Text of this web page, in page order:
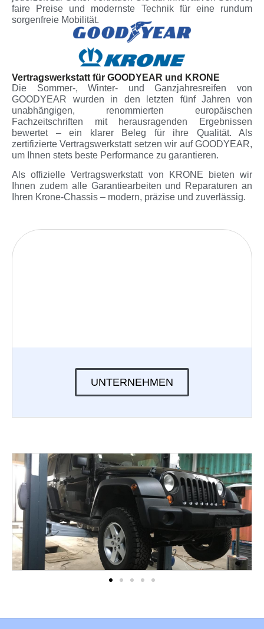
faire Preise und modernste Technik für eine rundum
sorgenfreie Mobilität.
Vertragswerkstatt für GOODYEAR und KRONE
Die Sommer-, Winter- und Ganzjahresreifen von
GOODYEAR wurden in den letzten fünf Jahren von
unabhängigen, renommierten europäischen
Fachzeitschriften mit herausragenden Ergebnissen
bewertet – ein klarer Beleg für ihre Qualität. Als
zertifizierte Vertragswerkstatt setzen wir auf GOODYEAR,
um Ihnen stets beste Performance zu garantieren.
Als offizielle Vertragswerkstatt von KRONE bieten wir
Ihnen zudem alle Garantiearbeiten und Reparaturen an
Ihren Krone-Chassis – modern, präzise und zuverlässig.
UNTERNEHMEN